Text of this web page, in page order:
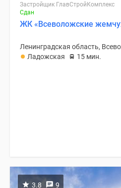
Застройщик ГлавСтройКомплекс
Сдан
ЖК «Всеволожские
Ленинградская область,
Ладожская
15 мин.
3.8 9